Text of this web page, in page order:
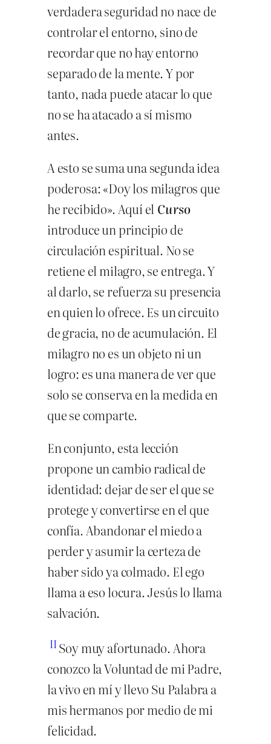
verdadera seguridad no nace de
controlar el entorno, sino de
recordar que no hay entorno
separado de la mente. Y por
tanto, nada puede atacar lo que
no se ha atacado a sí mismo
antes.
A esto se suma una segunda idea
poderosa: «Doy los milagros que
he recibido». Aquí el Curso
introduce un principio de
circulación espiritual. No se
retiene el milagro, se entrega. Y
al darlo, se refuerza su presencia
en quien lo ofrece. Es un circuito
de gracia, no de acumulación. El
milagro no es un objeto ni un
logro: es una manera de ver que
solo se conserva en la medida en
que se comparte.
En conjunto, esta lección
propone un cambio radical de
identidad: dejar de ser el que se
protege y convertirse en el que
confía. Abandonar el miedo a
perder y asumir la certeza de
haber sido ya colmado. El ego
llama a eso locura. Jesús lo llama
salvación.
II Soy muy afortunado. Ahora
conozco la Voluntad de mi Padre,
la vivo en mí y llevo Su Palabra a
mis hermanos por medio de mi
felicidad.